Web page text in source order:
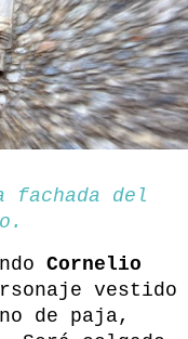
fachada del
Cornelio
vestido
de paja,